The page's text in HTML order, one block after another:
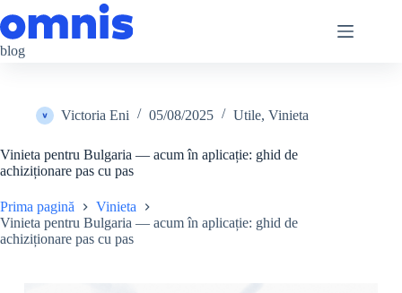
la
conținut
blog
Victoria Eni 05/08/2025 Utile, Vinieta
Vinieta pentru Bulgaria — acum în aplicație: ghid de
achiziționare pas cu pas
Prima pagină
Vinieta
Vinieta pentru Bulgaria — acum în aplicație: ghid de
achiziționare pas cu pas